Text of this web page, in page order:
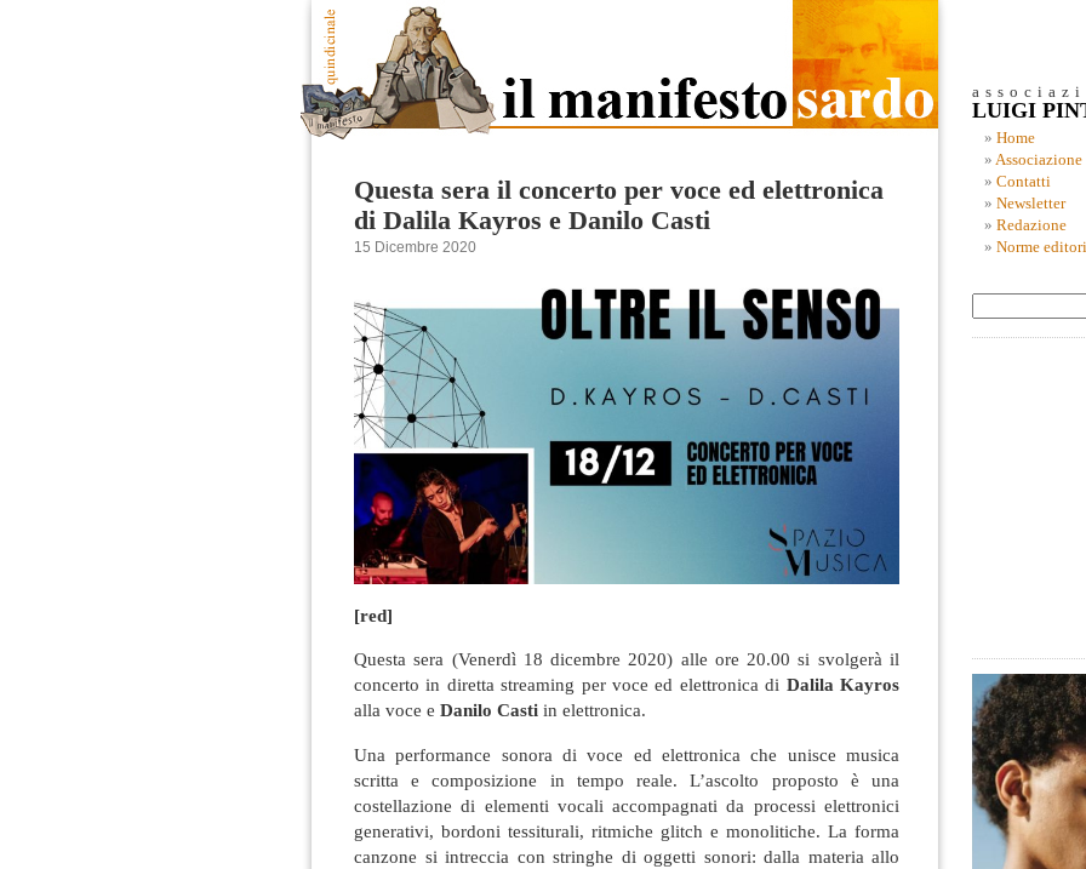
Questa sera il concerto per voce ed elettronica
di Dalila Kayros e Danilo Casti
15 Dicembre 2020
[red]
Questa sera (Venerdì 18 dicembre 2020) alle ore 20.00 si svolgerà il
concerto in diretta streaming per voce ed elettronica di Dalila Kayros
alla voce e Danilo Casti in elettronica.
Una performance sonora di voce ed elettronica che unisce musica
scritta e composizione in tempo reale. L’ascolto proposto è una
costellazione di elementi vocali accompagnati da processi elettronici
generativi, bordoni tessiturali, ritmiche glitch e monolitiche. La forma
canzone si intreccia con stringhe di oggetti sonori: dalla materia allo
LUIGI
Home
Associazione
Contatti
Newsletter
Redazione
Norme